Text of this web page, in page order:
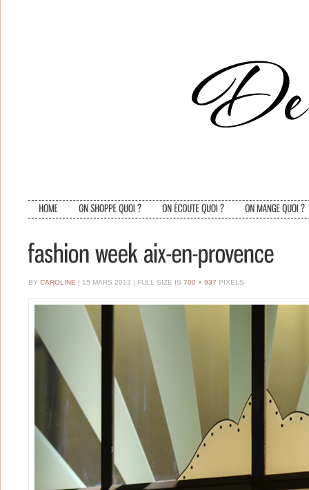
BY CAROLINE | 15 MARS 2013 | FULL SIZE IS 700 × 937 PIXELS